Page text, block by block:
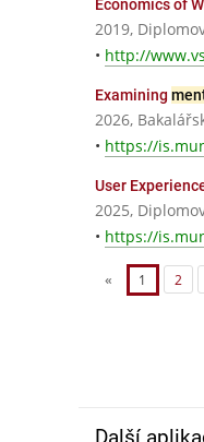
Economics of
2019,
• http://
Examining
2026,
• https://
User
2025,
• https://
« 1 2